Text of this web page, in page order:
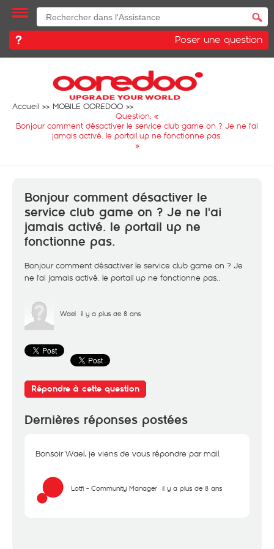
Poser une question
Accueil
MOBILE OOREDOO
Question: «
Bonjour comment désactiver le service club game on ? Je ne l'ai
jamais activé. le portail up ne fonctionne pas.
»
Bonjour comment désactiver le
service club game on ? Je ne l'ai
jamais activé. le portail up ne
fonctionne pas.
Bonjour comment désactiver le service club game on ? Je
ne l'ai jamais activé. le portail up ne fonctionne pas..
Wael il y a plus de 8 ans
Répondre à cette question
Dernières réponses postées
Bonsoir Wael, je viens de vous répondre par mail.
Lotfi - Community Manager il y a plus de 8 ans